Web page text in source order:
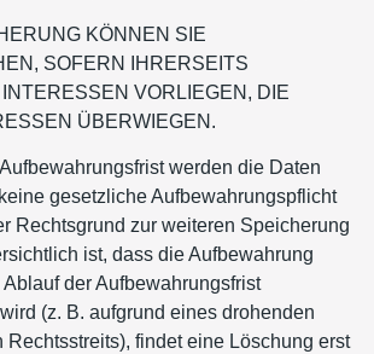
KÖNNEN SIE
SOFERN IHRERSEITS
VORLIEGEN, DIE
ÜBERWIEGEN.
werden die Daten
gesetzliche Aufbewahrungspflicht
Rechtsgrund zur weiteren Speicherung
ist, dass die Aufbewahrung
Ablauf der Aufbewahrungsfrist
(z. B. aufgrund eines drohenden
Rechtsstreits), findet eine Löschung erst